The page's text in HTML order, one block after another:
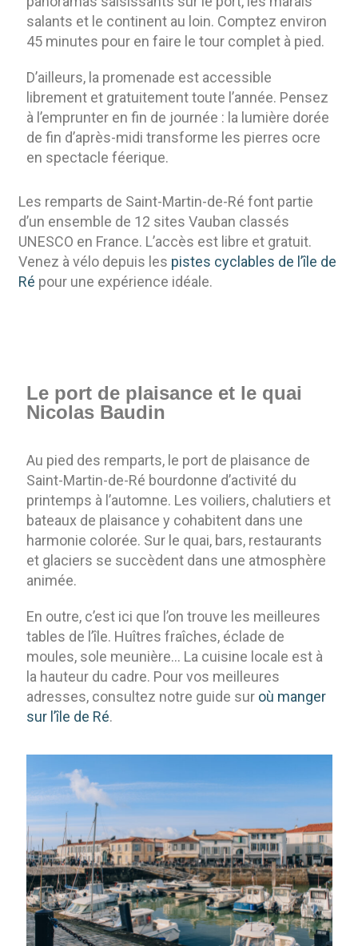
salants et le continent au loin. Comptez environ
45 minutes pour en faire le tour complet à pied.
D’ailleurs, la promenade est accessible
librement et gratuitement toute l’année. Pensez
à l’emprunter en fin de journée : la lumière dorée
de fin d’après-midi transforme les pierres ocre
en spectacle féerique.
Les remparts de Saint-Martin-de-Ré font partie
d’un ensemble de 12 sites Vauban classés
UNESCO en France. L’accès est libre et gratuit.
Venez à vélo depuis les pistes cyclables de l’île de
Ré pour une expérience idéale.
Le port de plaisance et le quai
Nicolas Baudin
Au pied des remparts, le port de plaisance de
Saint-Martin-de-Ré bourdonne d’activité du
printemps à l’automne. Les voiliers, chalutiers et
bateaux de plaisance y cohabitent dans une
harmonie colorée. Sur le quai, bars, restaurants
et glaciers se succèdent dans une atmosphère
animée.
En outre, c’est ici que l’on trouve les meilleures
tables de l’île. Huîtres fraîches, éclade de
moules, sole meunière… La cuisine locale est à
la hauteur du cadre. Pour vos meilleures
adresses, consultez notre guide sur où manger
sur l’île de Ré.